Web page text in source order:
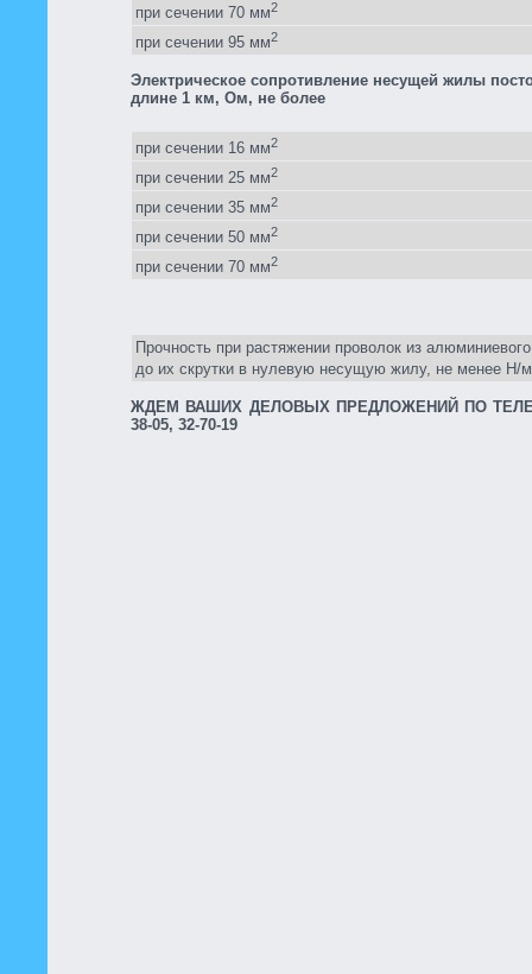
при сечении 70 мм2
при сечении 95 мм2
Электрическое сопротивление несущей жилы
длине 1 км, Ом, не более
при сечении 16 мм2
при сечении 25 мм2
при сечении 35 мм2
при сечении 50 мм2
при сечении 70 мм2
Прочность при растяжении проволок из
до их скрутки в нулевую несущую жилу, не менее Н/
ЖДЕМ ВАШИХ ДЕЛОВЫХ ПРЕДЛОЖЕНИЙ ПО
38-05, 32-70-19